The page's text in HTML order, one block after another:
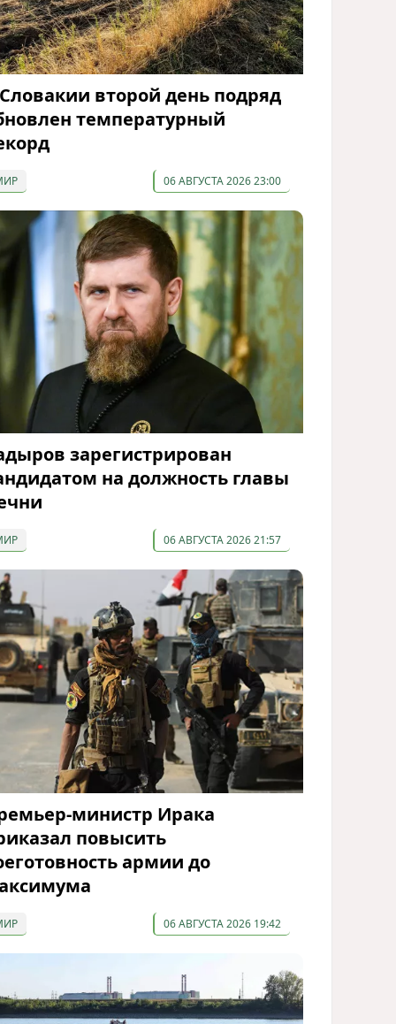
второй день подряд
температурный
06 АВГУСТА 2026 23:00
зарегистрирован
на должность главы
06 АВГУСТА 2026 21:57
министр Ирака
повысить
армии до
06 АВГУСТА 2026 19:42